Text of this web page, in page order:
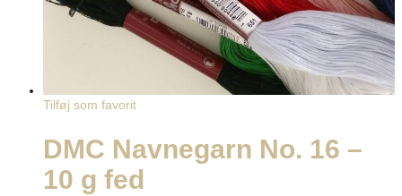
Tilføj som favorit
DMC Navnegarn No. 16 –
10 g fed